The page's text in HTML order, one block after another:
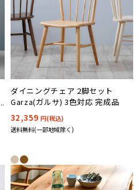
ダイニングチェア 2脚セット
Garza(ガルサ) 3色対応 完成品
32,359 円(税込)
送料無料(一部地域除く)